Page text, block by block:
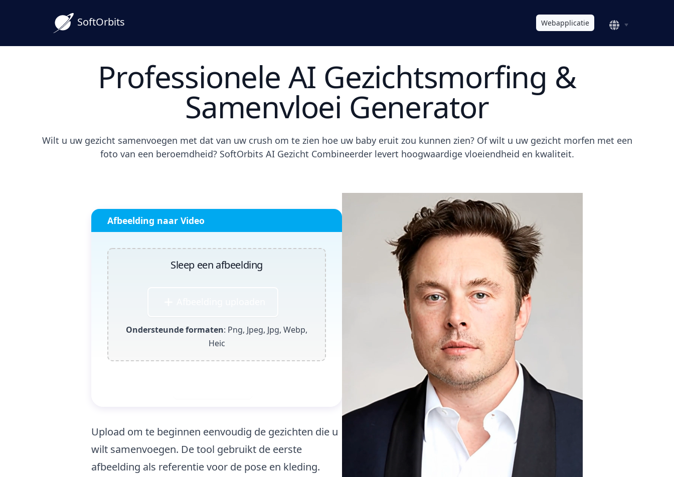
SoftOrbits Webapplicatie
Professionele AI Gezichtsmorfing &
Samenvloei Generator
Wilt u uw gezicht samenvoegen met dat van uw crush om te zien hoe uw baby eruit zou kunnen zien? Of wilt u uw gezicht morfen met een
foto van een beroemdheid? SoftOrbits AI Gezicht Combineerder levert hoogwaardige vloeiendheid en kwaliteit.
Afbeelding naar Video
Sleep een afbeelding
Ondersteunde formaten: Png, Jpeg, Jpg, Webp,
Heic
Upload om te beginnen eenvoudig de gezichten die u
wilt samenvoegen. De tool gebruikt de eerste
afbeelding als referentie voor de pose en kleding.